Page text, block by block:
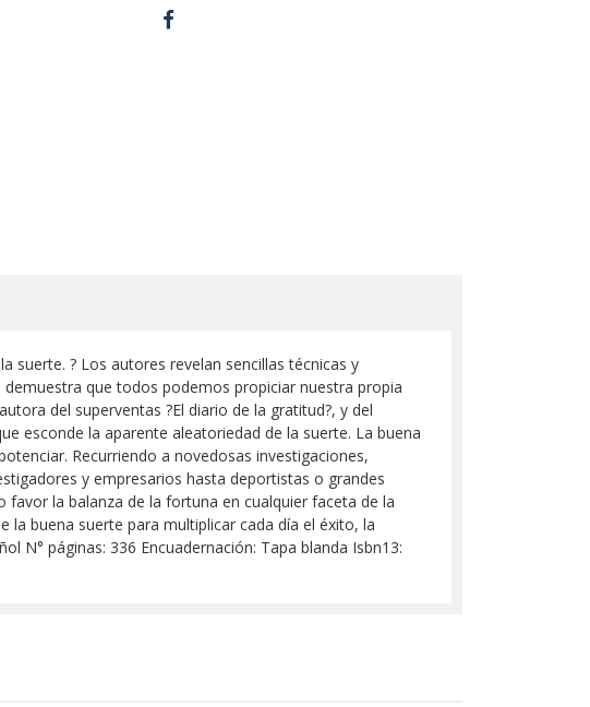
suerte. ? Los autores revelan sencillas técnicas y
que todos podemos propiciar nuestra propia
del superventas ?El diario de la gratitud?, y del
esconde la aparente aleatoriedad de la suerte. La buena
Recurriendo a novedosas investigaciones,
y empresarios hasta deportistas o grandes
la balanza de la fortuna en cualquier faceta de la
la buena suerte para multiplicar cada día el éxito, la
N° páginas: 336 Encuadernación: Tapa blanda Isbn13: